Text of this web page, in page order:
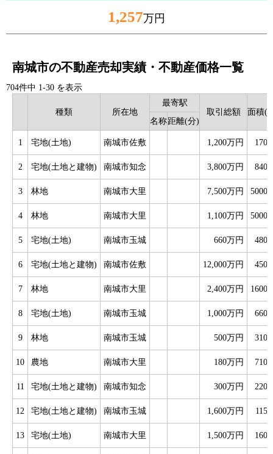
1,257万円
南城市の不動産売却実績・不動産価格一覧
704件中 1-30 を表示
種類 所在地
最寄駅
取引総額
面積
名称距離(分)
1 宅地(土地) 南城市佐敷 1,200万円
2 宅地(土地と建物) 南城市知念 3,800万円
3 林地 南城市大里 7,500万円
4 林地 南城市大里 1,100万円
5 宅地(土地) 南城市玉城 660万円
6 宅地(土地と建物) 南城市佐敷 12,000万円
7 林地 南城市大里 2,400万円
8 宅地(土地) 南城市玉城 1,000万円
9 林地 南城市玉城 500万円
10 農地 南城市大里 180万円
11 宅地(土地と建物) 南城市知念 300万円
12 宅地(土地と建物) 南城市玉城 1,600万円
13 宅地(土地) 南城市大里 1,500万円